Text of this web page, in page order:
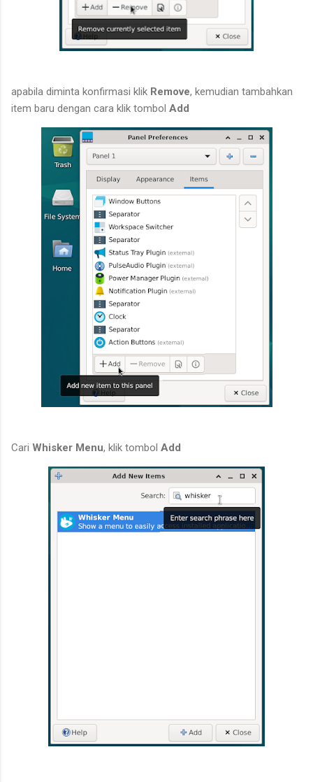
apabila diminta konfirmasi klik Remove, kemudian tambahkan
item baru dengan cara klik tombol Add
Cari Whisker Menu, klik tombol Add